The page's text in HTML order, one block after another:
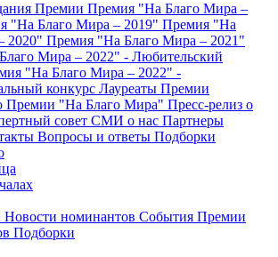
Премии Премия "На Благо Мира –
"На Благо Мира – 2019" Премия "На
2020" Премия "На Благо Мира – 2021"
Мира – 2022" - Любительский
"На Благо Мира – 2022" -
конкурс Лауреаты Премии
Премии "На Благо Мира" Пресс-релиз о
совет СМИ о нас Партнеры
Вопросы и ответы Подборки
Новости номинантов События Премии
Подборки